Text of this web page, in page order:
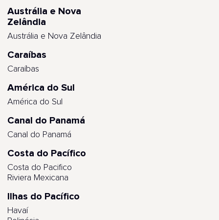
Austrália e Nova
Zelândia
Austrália e Nova Zelândia
Caraíbas
Caraíbas
América do Sul
América do Sul
Canal do Panamá
Canal do Panamá
Costa do Pacífico
Costa do Pacifico
Riviera Mexicana
Ilhas do Pacífico
Havaí